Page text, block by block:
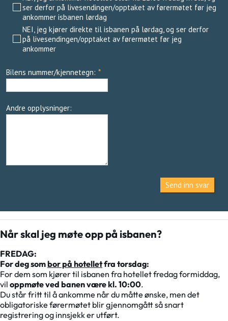
ser derfor på livesendingen/opptaket av førermøtet før jeg
ankommer isbanen lørdag
NEI, jeg kjører direkte til isbanen på lørdag, og ser derfor
på livesendingen/opptaket av førermøtet før jeg
ankommer
Bilens nummer/kjennetegn: *
Andre opplysninger:
Send inn svar
Når skal jeg møte opp på isbanen?
FREDAG:
For deg sombor på hotelletfra torsdag:
For dem som kjører til isbanen fra hotellet fredag formiddag,
vil oppmøte ved banen være kl. 10:00.
Du står fritt til å ankomme når du måtte ønske, men det
obligatoriske førermøtet blir gjennomgått så snart
registrering og innsjekk er utført.